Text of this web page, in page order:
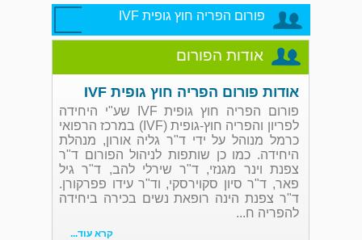
פורום הפריה חוץ גופית IVF
אודות הפורום
אודות פורום הפריה חוץ גופית IVF
פורום הפריה חוץ גופית IVF שע"י היחידה
לפריון והפריה חוץ-גופית (IVF) במרכז הרפואי
כרמל מנוהל על ידי ד"ר גליה אורון, מנהלת
היחידה. כמו כן שותפות לניהול הפורום ד"ר
צפנת וינר מגנזי, ד"ר שירלי להב, ד"ר גיל
פאר, ד"ר סיון סקוירסקי, וד"ר עידו פפרקורן.
ד"ר צפנת הינה רופאת נשים בכירה ביחידה
להפריה ח...
קרא עוד...